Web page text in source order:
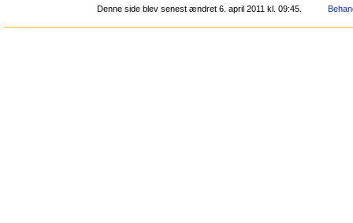
Denne side blev senest ændret 6. april 2011 kl. 09:45.